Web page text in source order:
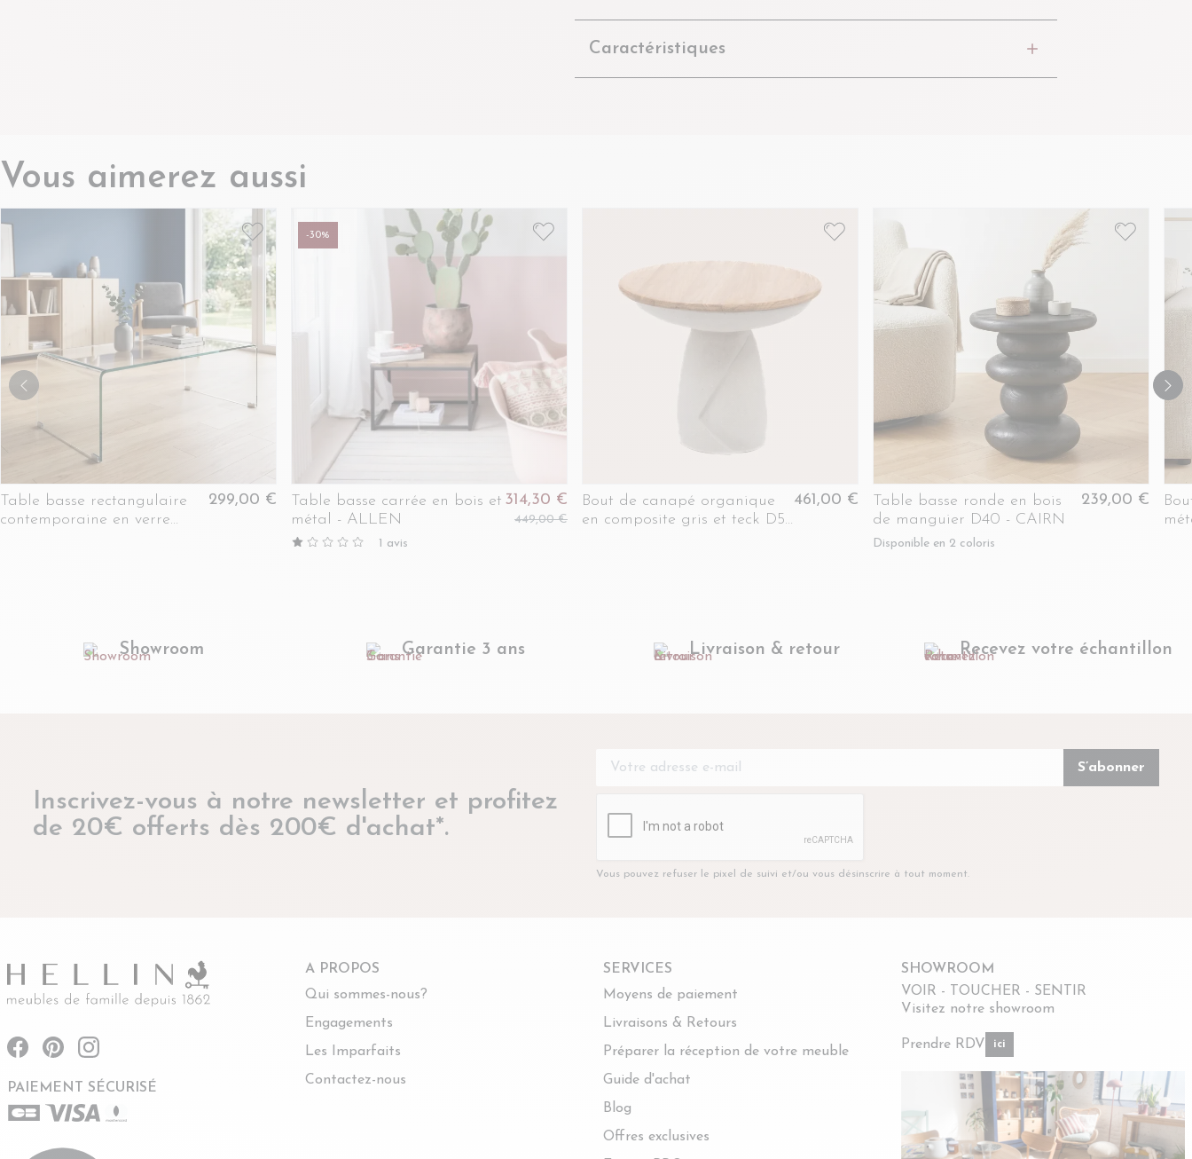
Caractéristiques
Vous aimerez aussi
Table basse rectangulaire
contemporaine en verre
299,00 €
-30%
Table basse carrée en bois et
métal - ALLEN
1 avis
314,30 €
449,00 €
Bout de canapé organique
en composite gris et teck D54
461,00 €
Table basse ronde en bois
de manguier D40 - CAIRN
Disponible en 2 coloris
239,00 €
Showroom Garantie 3 ans Livraison & retour Recevez votre échantillon
Inscrivez-vous à notre newsletter et profitez
de 20€ offerts dès 200€ d'achat*.
Vous pouvez refuser le pixel de suivi et/ou vous désinscrire à tout moment.
PAIEMENT SÉCURISÉ
A PROPOS
Qui sommes-nous?
Engagements
Les Imparfaits
Contactez-nous
SERVICES
Moyens de paiement
Livraisons & Retours
Préparer la réception de votre meuble
Guide d'achat
Blog
Offres exclusives
SHOWROOM
VOIR - TOUCHER - SENTIR
Visitez notre showroom
Prendre RDV ici